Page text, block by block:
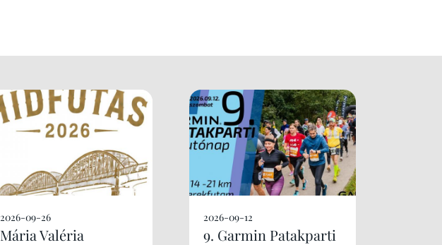
2026-09-26
Mária Valéria
2026-09-12
9. Garmin Patakparti